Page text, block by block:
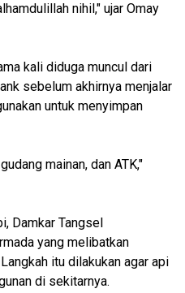
nihil," ujar Omay
kali diduga muncul dari
sebelum akhirnya menjalar
untuk menyimpan
mainan, dan ATK,"
Damkar Tangsel
yang melibatkan
itu dilakukan agar api
di sekitarnya.